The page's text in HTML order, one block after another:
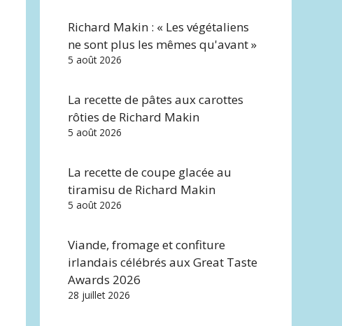
Richard Makin : « Les végétaliens
ne sont plus les mêmes qu'avant »
5 août 2026
La recette de pâtes aux carottes
rôties de Richard Makin
5 août 2026
La recette de coupe glacée au
tiramisu de Richard Makin
5 août 2026
Viande, fromage et confiture
irlandais célébrés aux Great Taste
Awards 2026
28 juillet 2026